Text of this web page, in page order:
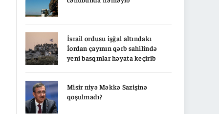
İsrail ordusu işğal altındakı
İordan çayının qərb sahilində
yeni basqınlar həyata keçirib
Misir niyə Məkkə Sazişinə
qoşulmadı?